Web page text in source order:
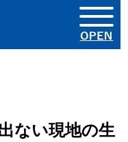
ない現地の⽣